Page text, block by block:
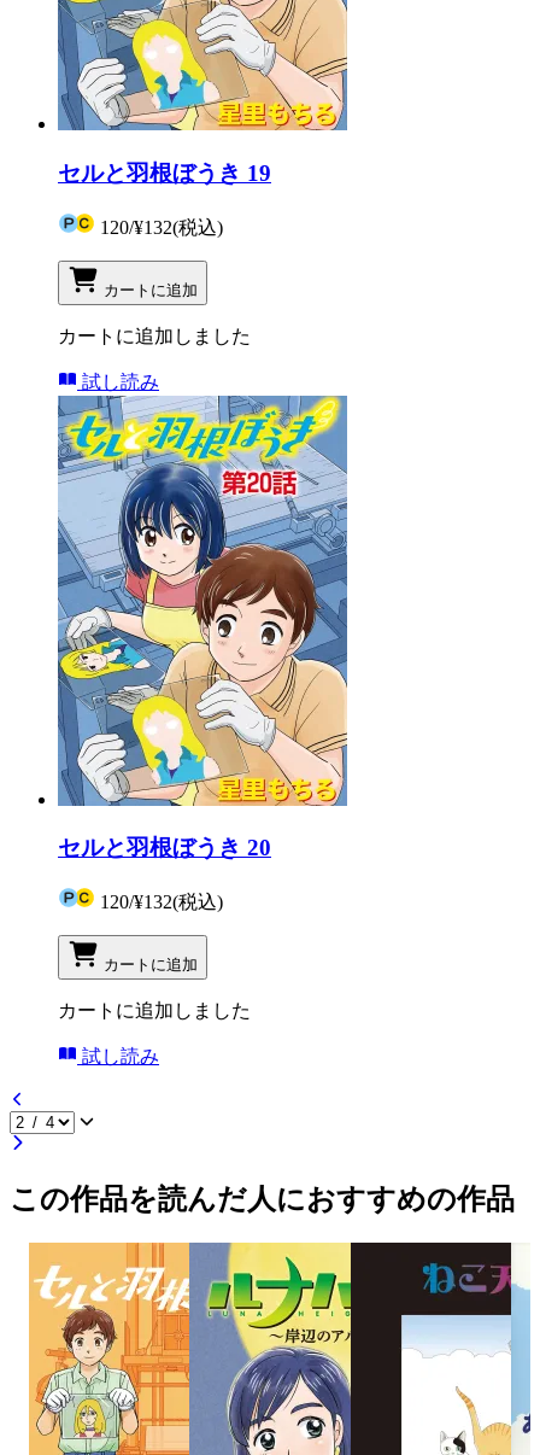
セルと羽根ぼうき 19
120/¥132(税込)
カートに追加
カートに追加しました
試し読み
セルと羽根ぼうき 20
120/¥132(税込)
カートに追加
カートに追加しました
試し読み
この作品を読んだ人におすすめの作品